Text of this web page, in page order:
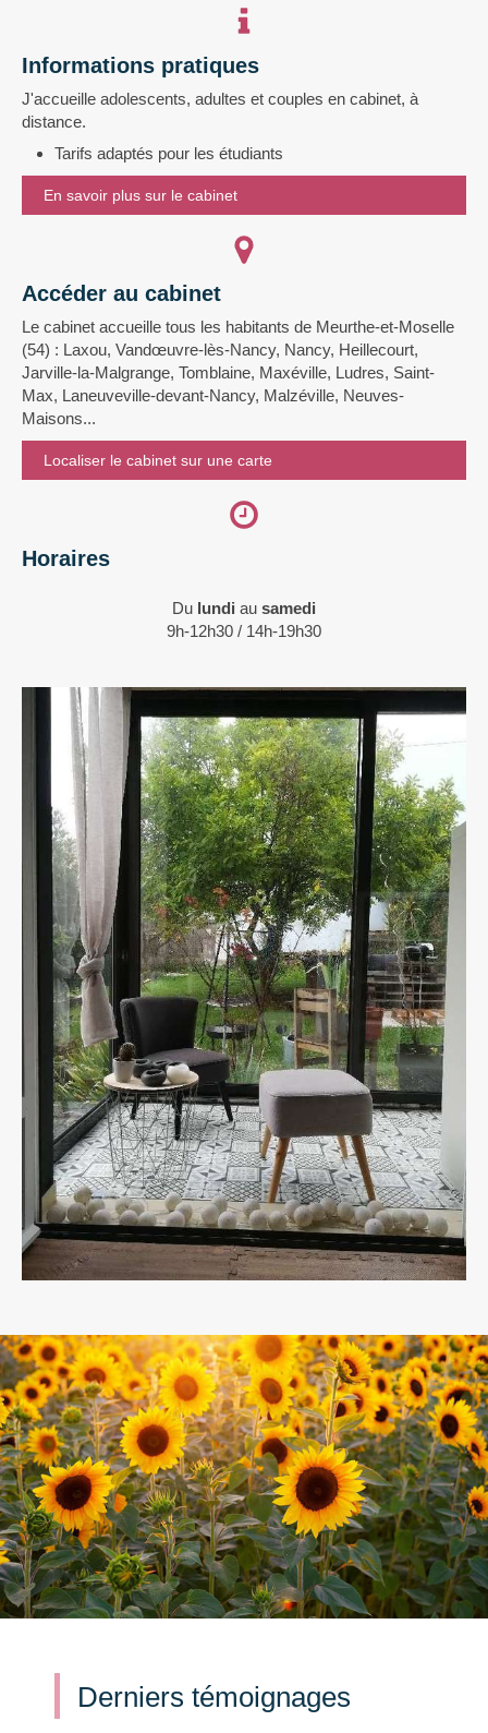
Informations pratiques
J'accueille adolescents, adultes et couples en cabinet, à
distance.
Tarifs adaptés pour les étudiants
En savoir plus sur le cabinet
Accéder au cabinet
Le cabinet accueille tous les habitants de Meurthe-et-Moselle
(54) : Laxou, Vandœuvre-lès-Nancy, Nancy, Heillecourt,
Jarville-la-Malgrange, Tomblaine, Maxéville, Ludres, Saint-
Max, Laneuveville-devant-Nancy, Malzéville, Neuves-
Maisons...
Localiser le cabinet sur une carte
Horaires
Du lundi au samedi
9h-12h30 / 14h-19h30
Derniers témoignages